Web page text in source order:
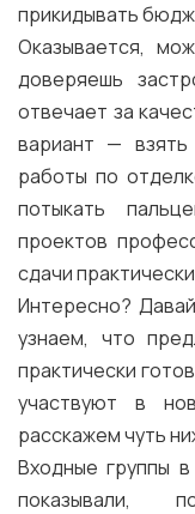
прикидывать
Оказывается,
доверяешь
отвечает за
вариант —
работы по
потыкать
проектов
сдачи
Интересно?
узнаем, что
практически
участвуют в
расскажем чуть
Входные группы
показывали,